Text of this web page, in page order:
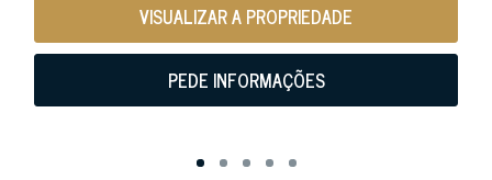
VISUALIZAR A PROPRIEDADE
PEDE INFORMAÇÕES